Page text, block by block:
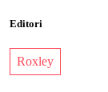
Editori
Roxley